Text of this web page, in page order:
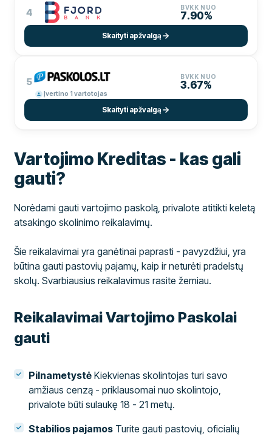
4 BVKK NUO
7.90%
Skaityti apžvalgą
5
Įvertino 1 vartotojas
BVKK NUO
3.67%
Skaityti apžvalgą
Vartojimo Kreditas - kas gali
gauti?
Norėdami gauti vartojimo paskolą, privalote atitikti keletą
atsakingo skolinimo reikalavimų.
Šie reikalavimai yra ganėtinai paprasti - pavyzdžiui, yra
būtina gauti pastovių pajamų, kaip ir neturėti pradelstų
skolų. Svarbiausius reikalavimus rasite žemiau.
Reikalavimai Vartojimo Paskolai
gauti
Pilnametystė Kiekvienas skolintojas turi savo
amžiaus cenzą - priklausomai nuo skolintojo,
privalote būti sulaukę 18 - 21 metų.
Stabilios pajamos Turite gauti pastovių, oficialių